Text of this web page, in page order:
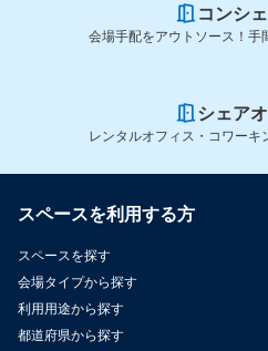
コンシ
会場手配をアウトソース！手
シェア
レンタルオフィス・コワー
スペースを利用する方
スペースを探す
会場タイプから探す
利用用途から探す
都道府県から探す